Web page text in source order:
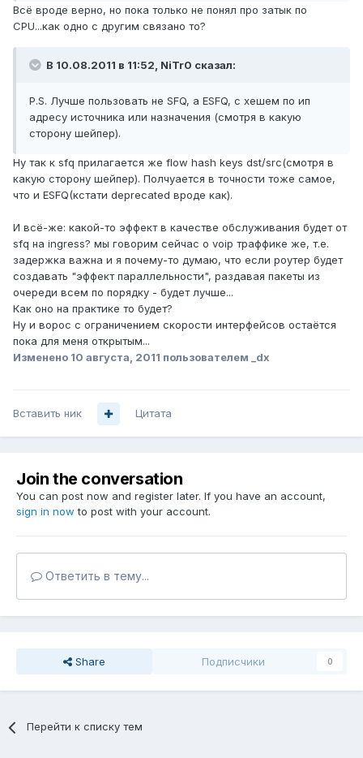
Всё вроде верно, но пока только не понял про затык по
CPU...как одно с другим связано то?
В 10.08.2011 в 11:52, NiTr0 сказал:
P.S. Лучше пользовать не SFQ, а ESFQ, с хешем по ип
адресу источника или назначения (смотря в какую
сторону шейпер).
Ну так к sfq прилагается же flow hash keys dst/src(смотря в
какую сторону шейпер). Полчуается в точности тоже самое,
что и ESFQ(кстати deprecated вроде как).
И всё-же: какой-то эффект в качестве обслуживания будет от
sfq на ingress? мы говорим сейчас о voip траффике же, т.е.
задержка важна и я почему-то думаю, что если роутер будет
создавать "эффект параллельности", раздавая пакеты из
очереди всем по порядку - будет лучше...
Как оно на практике то будет?
Ну и ворос с ограничением скорости интерфейсов остаётся
пока для меня открытым...
Изменено 10 августа, 2011 пользователем _dx
Вставить ник Цитата
Join the conversation
You can post now and register later. If you have an account,
sign in now to post with your account.
Ответить в тему...
Share Подписчики 0
Перейти к списку тем